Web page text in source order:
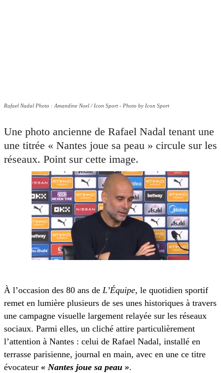
Rafael Nadal Photo : Amandine Noel / Icon Sport - Photo by Icon Sport
Une photo ancienne de Rafael Nadal tenant une
une titrée « Nantes joue sa peau » circule sur les
réseaux. Point sur cette image.
À l’occasion des 80 ans de L’Équipe, le quotidien sportif
remet en lumière plusieurs de ses unes historiques à travers
une campagne visuelle largement relayée sur les réseaux
sociaux. Parmi elles, un cliché attire particulièrement
l’attention à Nantes : celui de Rafael Nadal, installé en
terrasse parisienne, journal en main, avec en une ce titre
évocateur « Nantes joue sa peau ».